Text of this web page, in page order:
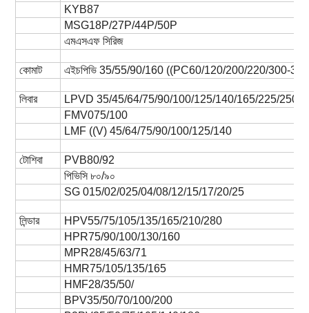
KYB87
MSG18P/27P/44P/50P
এমএসএফ সিরিজ
কোমাট এইচপিভি 35/55/90/160 ((PC60/120/200/220/300-3/
লিবার
LPVD 35/45/64/75/90/100/125/140/165/225/250
FMV075/100
LMF ((V) 45/64/75/90/100/125/140
টোশিবা
PVB80/92
পিভিসি ৮০/৯০
SG 015/02/025/04/08/12/15/17/20/25
লিন্ডার
HPV55/75/105/135/165/210/280
HPR75/90/100/130/160
MPR28/45/63/71
HMR75/105/135/165
HMF28/35/50/
BPV35/50/70/100/200